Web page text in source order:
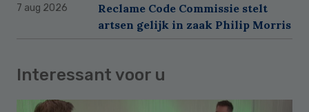
7 aug 2026
Reclame Code Commissie stelt
artsen gelijk in zaak Philip Morris
Interessant voor u